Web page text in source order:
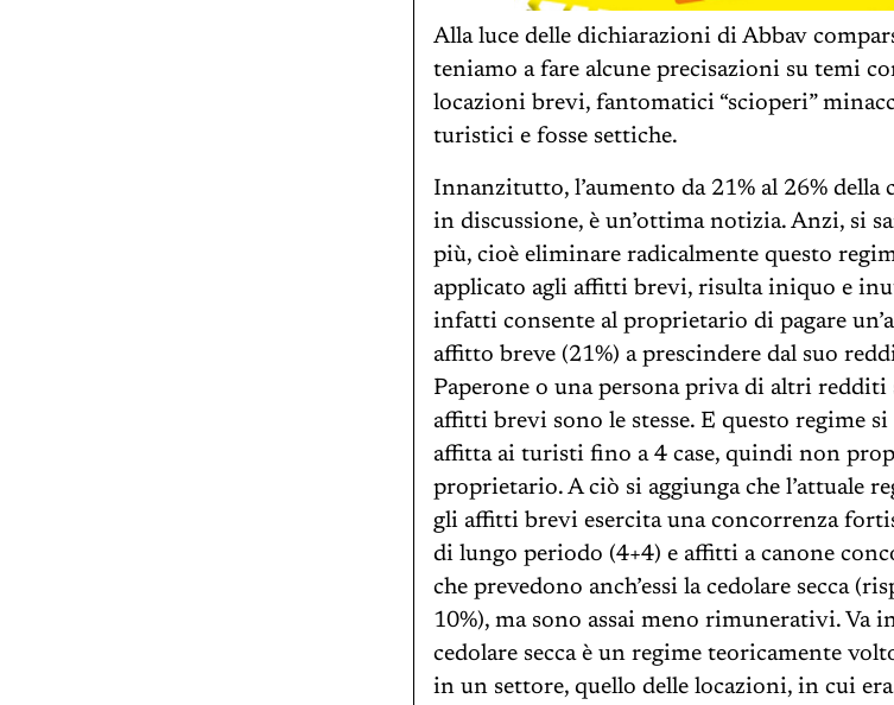
Alla luce delle dichiarazioni di Abbav
teniamo a fare alcune precisazioni su temi
locazioni brevi, fantomatici “scioperi”
turistici e fosse settiche.
Innanzitutto, l’aumento da 21% al 26% della
in discussione, è un’ottima notizia. Anzi, si
più, cioè eliminare radicalmente questo
applicato agli affitti brevi, risulta iniquo e
infatti consente al proprietario di pagare
affitto breve (21%) a prescindere dal suo
Paperone o una persona priva di altri redditi
affitti brevi sono le stesse. E questo regime
affitta ai turisti fino a 4 case, quindi non
proprietario. A ciò si aggiunga che l’attuale
gli affitti brevi esercita una concorrenza
di lungo periodo (4+4) e affitti a canone
che prevedono anch’essi la cedolare secca
10%), ma sono assai meno rimunerativi. Va
cedolare secca è un regime teoricamente
in un settore, quello delle locazioni, in cui